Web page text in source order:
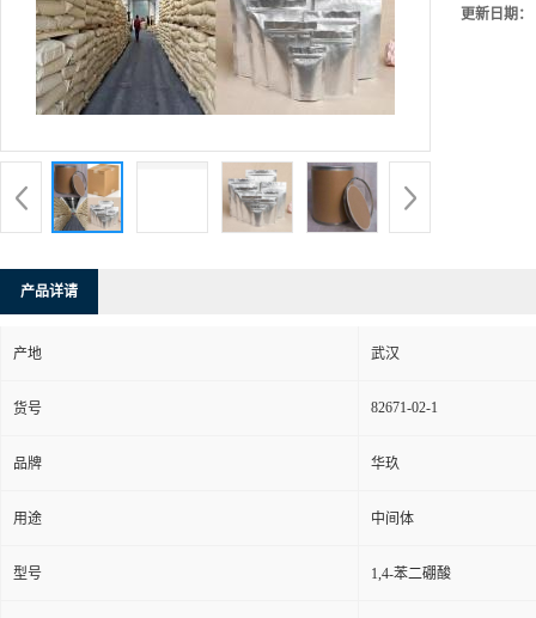
更新日期：
产品详请
产地 武汉
货号 82671-02-1
品牌 华玖
用途 中间体
型号 1,4-苯二硼酸